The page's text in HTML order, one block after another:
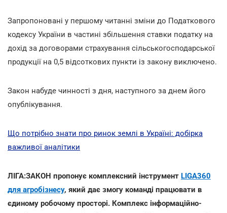
Запропоновані у першому читанні зміни до Податкового
кодексу України в частині збільшення ставки податку на
дохід за договорами страхування сільськогосподарської
продукції на 0,5 відсоткових пункти із закону виключено.
Закон набуде чинності з дня, наступного за днем його
опублікування.
Що потрібно знати про ринок землі в Україні: добірка
важливої аналітики
ЛІГА:ЗАКОН пропонує комплексний інструмент LIGA360
для агробізнесу, який дає змогу команді працювати в
єдиному робочому просторі. Комплекс інформаційно-